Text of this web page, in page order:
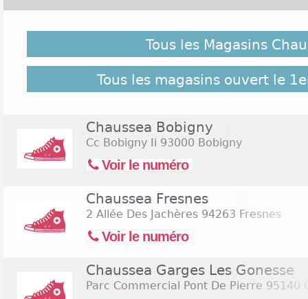
novembre 2026 ne soient pas répertoriés ici,
retrouver l'ensemble des magasins de l'enseigne
Commerces.com :204 Magasins Chaussea
Tous les Magasins
Tous les magasins ouvert le
Chaussea Bobigny
Cc Bobigny Ii 93000 Bobigny
Voir le numéro
Chaussea Fresnes
2 Allée Des Jachères 94263 Fresnes
Voir le numéro
Chaussea Garges Les Gonesse
Parc Commercial Pont De Pierre 95140